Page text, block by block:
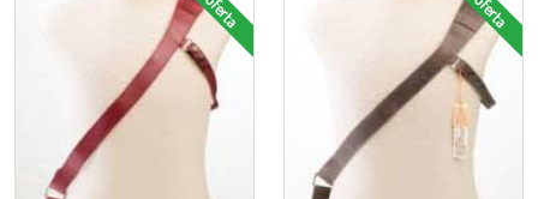
oferta oferta